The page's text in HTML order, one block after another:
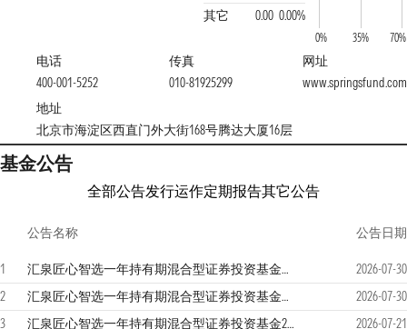
其它
0.00 0.00%
0% 35% 70%
电话
400-001-5252
传真
010-81925299
网址
www.springsfund.com
地址
北京市海淀区西直门外大街168号腾达大厦16层
基金公告
全部公告发行运作定期报告其它公告
公告名称 公告日期
1 汇泉匠心智选一年持有期混合型证券投资基金更新的招募说明书（2026年第1期）
2026-07-30
2
汇泉匠心智选一年持有期混合型证券投资基金（C类份额）基金产品资料概要更新
2026-07-30
3
汇泉匠心智选一年持有期混合型证券投资基金2026年第二季度报告 2026-07-21